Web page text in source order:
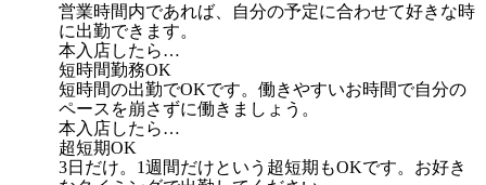
営業時間内であれば、自分の予定に合わせて好きな時
に出勤できます。
本入店したら…
短時間勤務OK
短時間の出勤でOKです。働きやすいお時間で自分の
ペースを崩さずに働きましょう。
本入店したら…
超短期OK
3日だけ。1週間だけという超短期もOKです。お好き